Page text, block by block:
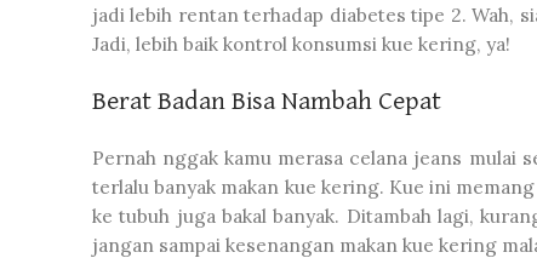
jadi lebih rentan terhadap diabetes tipe 2. Wah,
Jadi, lebih baik kontrol konsumsi kue kering, ya!
Berat Badan Bisa Nambah Cepat
Pernah nggak kamu merasa celana jeans mulai
terlalu banyak makan kue kering. Kue ini
ke tubuh juga bakal banyak. Ditambah lagi,
jangan sampai kesenangan makan kue kering